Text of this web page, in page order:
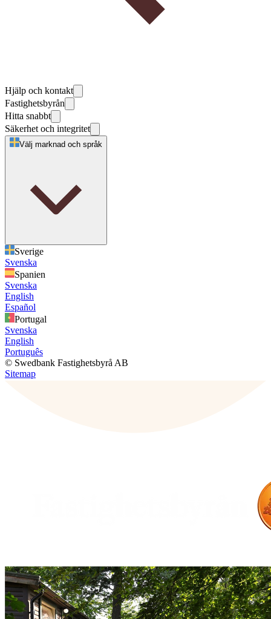
Hjälp och kontakt
Fastighetsbyrån
Hitta snabbt
Säkerhet och integritet
Välj marknad och språk
Sverige
Svenska
Spanien
Svenska
English
Español
Portugal
Svenska
English
Português
© Swedbank Fastighetsbyrå AB
Sitemap